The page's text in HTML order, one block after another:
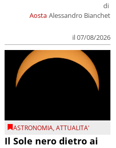
Aosta
di
Alessandro Bianchet
il 07/08/2026
ASTRONOMIA,ATTUALITA'
Il Sole nero dietro ai